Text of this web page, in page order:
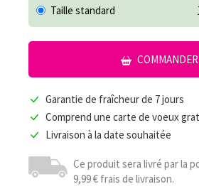
Taille standard
COMMANDER
Garantie de fraîcheur de 7 jours
Comprend une carte de voeux
Livraison à la date souhaitée
Ce produit sera livré par la
9,99 € frais de livraison.